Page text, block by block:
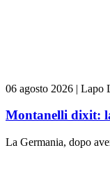
06 agosto 2026 | Lapo
Montanelli dixit:
La Germania, dopo